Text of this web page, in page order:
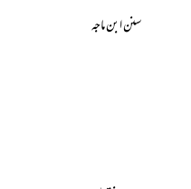
سنن ابن ماجہ